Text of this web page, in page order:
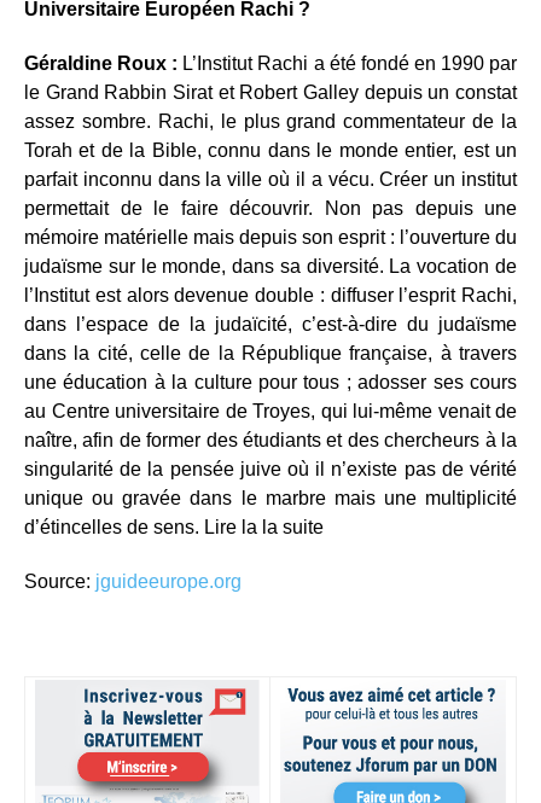
Universitaire Européen Rachi ?
Géraldine Roux : L’Institut Rachi a été fondé en 1990 par
le Grand Rabbin Sirat et Robert Galley depuis un constat
assez sombre. Rachi, le plus grand commentateur de la
Torah et de la Bible, connu dans le monde entier, est un
parfait inconnu dans la ville où il a vécu. Créer un institut
permettait de le faire découvrir. Non pas depuis une
mémoire matérielle mais depuis son esprit : l’ouverture du
judaïsme sur le monde, dans sa diversité. La vocation de
l’Institut est alors devenue double : diffuser l’esprit Rachi,
dans l’espace de la judaïcité, c’est-à-dire du judaïsme
dans la cité, celle de la République française, à travers
une éducation à la culture pour tous ; adosser ses cours
au Centre universitaire de Troyes, qui lui-même venait de
naître, afin de former des étudiants et des chercheurs à la
singularité de la pensée juive où il n’existe pas de vérité
unique ou gravée dans le marbre mais une multiplicité
d’étincelles de sens. Lire la la suite
Source: jguideeurope.org